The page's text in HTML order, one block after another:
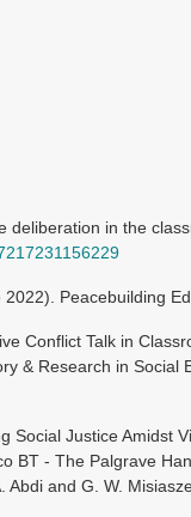
in the
Peacebuilding
Conflict Talk in
& Research in Social
Social Justice Amidst
BT - The Palgrave
Abdi and G. W.